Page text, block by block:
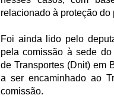
relacionado à proteção do
Foi ainda lido pelo
pela comissão à sede do
de Transportes (Dnit) em
a ser encaminhado ao
comissão.